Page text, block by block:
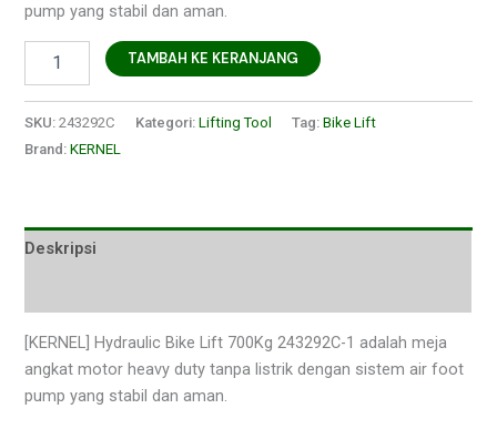
pump yang stabil dan aman.
TAMBAH KE KERANJANG
SKU:243292C Kategori:Lifting Tool Tag:Bike Lift
Brand:KERNEL
Deskripsi
[KERNEL] Hydraulic Bike Lift 700Kg 243292C-1 adalah meja
angkat motor heavy duty tanpa listrik dengan sistem air foot
pump yang stabil dan aman.